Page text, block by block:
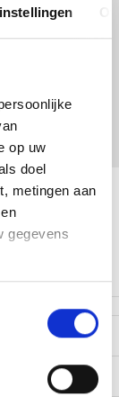
op uw
doel
metingen aan
gegevens
locatie,
te scannen